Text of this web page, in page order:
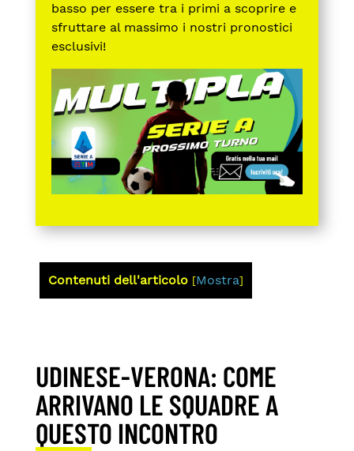
basso per essere tra i primi a scoprire e
sfruttare al massimo i nostri pronostici
esclusivi!
Contenuti dell'articolo [Mostra]
UDINESE-VERONA: COME
ARRIVANO LE SQUADRE A
QUESTO INCONTRO